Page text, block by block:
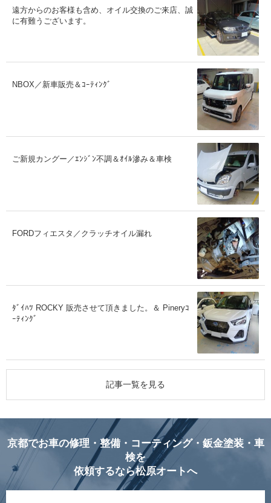
遠方からのお客様も含め、オイル交換のご来店、誠
に有難うございます。
NBOX／新車販売＆ｺｰﾃｨﾝｸﾞ
ご新規カングー／ｴﾝｼﾞﾝ不調＆ｵｲﾙ滲み＆車検
FORDフィエスタ／クラッチオイル漏れ
ﾀﾞｲﾊﾂ ROCKY 販売させて頂きました。＆ Pineryｺ
ｰﾃｨﾝｸﾞ
記事一覧を見る
京都でお車の修理・整備・コーティング・鈑金塗装・車
検を
依頼するなら松原オートへ